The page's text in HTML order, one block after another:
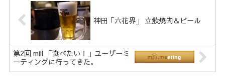
神田「六花界」 立飲焼肉＆ビール
第2回 miil 「食べたい！」ユーザーミ
ーティングに行ってきた。